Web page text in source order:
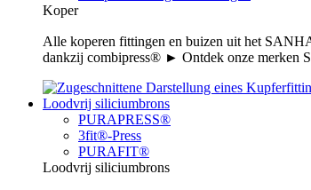
Koper
Alle koperen fittingen en buizen uit het
dankzij combipress® ► Ontdek onze merken
Loodvrij siliciumbrons
PURAPRESS®
3fit®-Press
PURAFIT®
Loodvrij siliciumbrons